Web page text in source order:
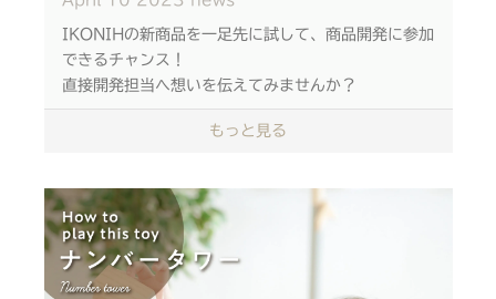
■問い合わせ先
松坂屋名古屋店
〒460-8430 名古屋市中区栄三丁目16番1号
電話 (052)251-1111
担当：子供服・子供用品・玩具売場／河辺 永谷
⑤15：30～16：30
⑥16：45～17：45
参加費：1,500円/個 ※お持ち帰り用バッグ付
き
会場： 5F セミナールーム
７−１ 新宿パークタワー 5F
申込：下記リンクから、LINEに友だち追加の上お
申込みください。
＜＜申込はこちら＞＞
リンク先は、QRコードからもアクセスいただけま
IKONIHの新商品を一足先に試して、商品開発に参加
できるチャンス！
直接開発担当へ想いを伝えてみませんか？
お子さま、保護者の方のご意見をいただき、よりよい
【開催日】
4/19(水) 10時15分～12時00分
もっと見る